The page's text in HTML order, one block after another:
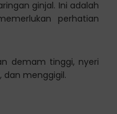
ginjal. Ini adalah
perhatian
demam tinggi, nyeri
dan menggigil.